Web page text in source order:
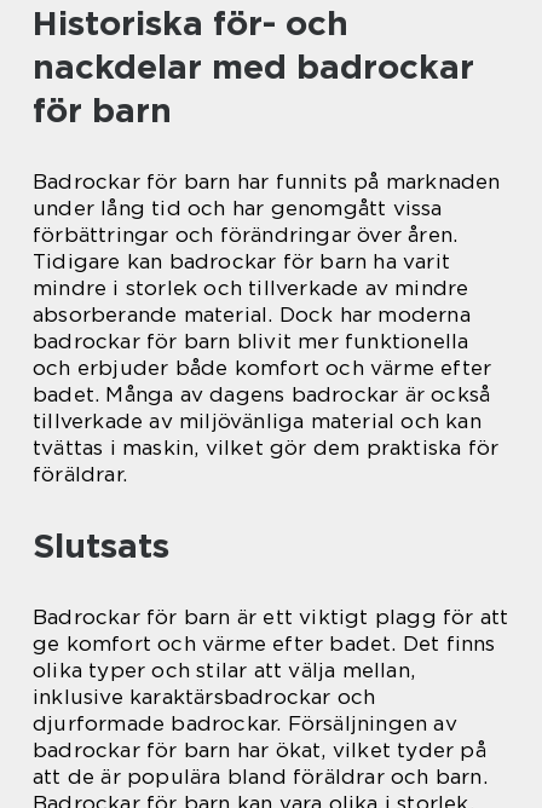
Historiska för- och
nackdelar med badrockar
för barn
Badrockar för barn har funnits på marknaden
under lång tid och har genomgått vissa
förbättringar och förändringar över åren.
Tidigare kan badrockar för barn ha varit
mindre i storlek och tillverkade av mindre
absorberande material. Dock har moderna
badrockar för barn blivit mer funktionella
och erbjuder både komfort och värme efter
badet. Många av dagens badrockar är också
tillverkade av miljövänliga material och kan
tvättas i maskin, vilket gör dem praktiska för
föräldrar.
Slutsats
Badrockar för barn är ett viktigt plagg för att
ge komfort och värme efter badet. Det finns
olika typer och stilar att välja mellan,
inklusive karaktärsbadrockar och
djurformade badrockar. Försäljningen av
badrockar för barn har ökat, vilket tyder på
att de är populära bland föräldrar och barn.
Badrockar för barn kan vara olika i storlek,